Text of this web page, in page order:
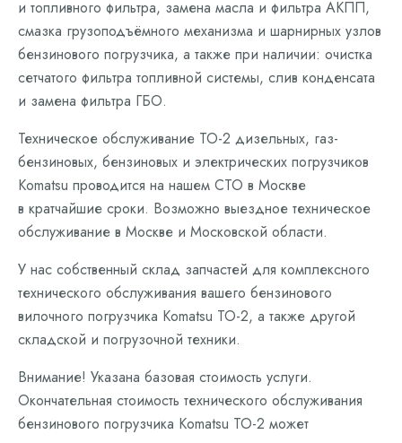
и топливного фильтра, замена масла и фильтра АКПП,
смазка грузоподъёмного механизма и шарнирных узлов
бензинового погрузчика, а также при наличии: очистка
сетчатого фильтра топливной системы, слив конденсата
и замена фильтра ГБО.
Техническое обслуживание ТО-2 дизельных, газ-
бензиновых, бензиновых и электрических погрузчиков
Komatsu проводится на нашем СТО в Москве
в кратчайшие сроки. Возможно выездное техническое
обслуживание в Москве и Московской области.
У нас собственный склад запчастей для комплексного
технического обслуживания вашего бензинового
вилочного погрузчика Komatsu ТО-2, а также другой
складской и погрузочной техники.
Внимание! Указана базовая стоимость услуги.
Окончательная стоимость технического обслуживания
бензинового погрузчика Komatsu ТО-2 может